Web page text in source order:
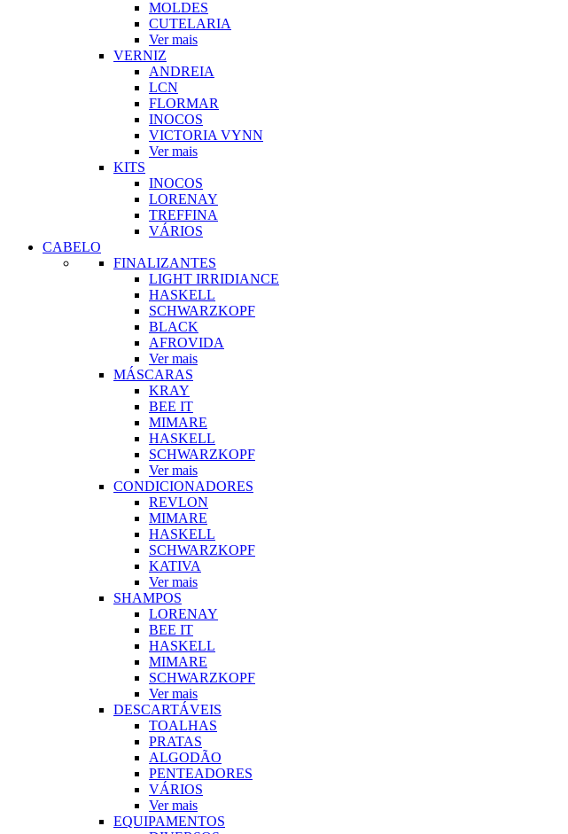
MOLDES
CUTELARIA
Ver mais
VERNIZ
ANDREIA
LCN
FLORMAR
INOCOS
VICTORIA VYNN
Ver mais
KITS
INOCOS
LORENAY
TREFFINA
VÁRIOS
CABELO
FINALIZANTES
LIGHT IRRIDIANCE
HASKELL
SCHWARZKOPF
BLACK
AFROVIDA
Ver mais
MÁSCARAS
KRAY
BEE IT
MIMARE
HASKELL
SCHWARZKOPF
Ver mais
CONDICIONADORES
REVLON
MIMARE
HASKELL
SCHWARZKOPF
KATIVA
Ver mais
SHAMPOS
LORENAY
BEE IT
HASKELL
MIMARE
SCHWARZKOPF
Ver mais
DESCARTÁVEIS
TOALHAS
PRATAS
ALGODÃO
PENTEADORES
VÁRIOS
Ver mais
EQUIPAMENTOS